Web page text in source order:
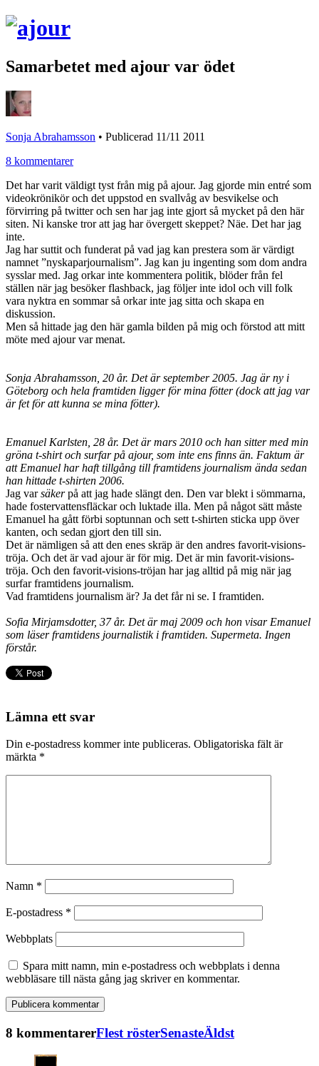
Samarbetet med ajour var ödet
Sonja Abrahamsson • Publicerad 11/11 2011
8 kommentarer
Det har varit väldigt tyst från mig på ajour. Jag gjorde min entré som
videokrönikör och det uppstod en svallvåg av besvikelse och
förvirring på twitter och sen har jag inte gjort så mycket på den här
siten. Ni kanske tror att jag har övergett skeppet? Näe. Det har jag
inte.
Jag har suttit och funderat på vad jag kan prestera som är värdigt
namnet ”nyskaparjournalism”. Jag kan ju ingenting som dom andra
sysslar med. Jag orkar inte kommentera politik, blöder från fel
ställen när jag besöker flashback, jag följer inte idol och vill folk
vara nyktra en sommar så orkar inte jag sitta och skapa en
diskussion.
Men så hittade jag den här gamla bilden på mig och förstod att mitt
möte med ajour var menat.
Sonja Abrahamsson, 20 år. Det är september 2005. Jag är ny i
Göteborg och hela framtiden ligger för mina fötter (dock att jag var
är fet för att kunna se mina fötter).
Emanuel Karlsten, 28 år. Det är mars 2010 och han sitter med min
gröna t-shirt och surfar på ajour, som inte ens finns än. Faktum är
att Emanuel har haft tillgång till framtidens journalism ända sedan
han hittade t-shirten 2006.
Jag varsäkerpå att jag hade slängt den. Den var blekt i sömmarna,
hade fostervattensfläckar och luktade illa. Men på något sätt måste
Emanuel ha gått förbi soptunnan och sett t-shirten sticka upp över
kanten, och sedan gjort den till sin.
Det är nämligen så att den enes skräp är den andres favorit-visions-
tröja. Och det är vad ajour är för mig. Det är min favorit-visions-
tröja. Och den favorit-visions-tröjan har jag alltid på mig när jag
surfar framtidens journalism.
Vad framtidens journalism är? Ja det får ni se. I framtiden.
Sofia Mirjamsdotter, 37 år. Det är maj 2009 och hon visar Emanuel
som läser framtidens journalistik i framtiden. Supermeta. Ingen
förstår.
Lämna ett svar
Din e-postadress kommer inte publiceras. Obligatoriska fält är
märkta *
Namn *
E-postadress *
Webbplats
Spara mitt namn, min e-postadress och webbplats i denna
webbläsare till nästa gång jag skriver en kommentar.
8 kommentarerFlest rösterSenasteÄldst